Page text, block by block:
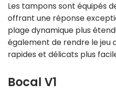
Les tampons sont équipés
offrant une réponse
plage dynamique plus
également de rendre le jeu
rapides et délicats plus
Bocal V1